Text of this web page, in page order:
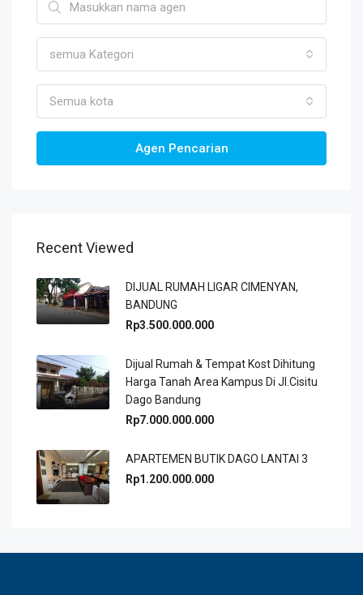
semua Kategori
Semua kota
Agen Pencarian
Recent Viewed
DIJUAL RUMAH LIGAR CIMENYAN,
BANDUNG
Rp3.500.000.000
Dijual Rumah & Tempat Kost Dihitung
Harga Tanah Area Kampus Di Jl.Cisitu
Dago Bandung
Rp7.000.000.000
APARTEMEN BUTIK DAGO LANTAI 3
Rp1.200.000.000